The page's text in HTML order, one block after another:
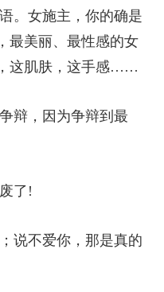
。女施主，你的确是
最美丽、最性感的女
这肌肤，这手感……
辩，因为争辩到最
了!
说不爱你，那是真的